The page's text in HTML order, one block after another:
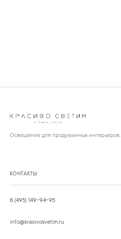
Освещение для продуманных интерьеров.
КОНТАКТЫ
8 (495) 149-94-95
info@krasivosvetim.ru